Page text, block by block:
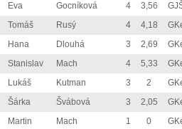
Eva Gocníková 4 3,56
Tomáš Rusý 4 4,18
Hana Dlouhá 3 2,69
Stanislav Mach 4 5,33
Lukáš Kutman 3 2
Šárka Švábová 3 2,05
Martin Mach 1 0